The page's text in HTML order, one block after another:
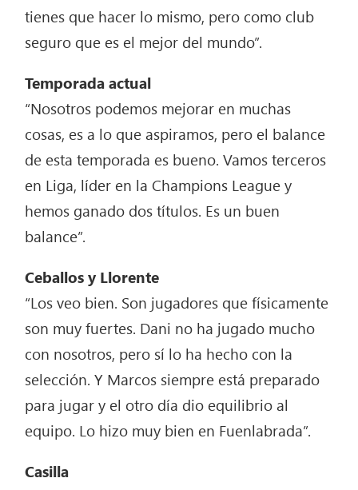
tienes que hacer lo mismo, pero como club
seguro que es el mejor del mundo”.
Temporada actual
“Nosotros podemos mejorar en muchas
cosas, es a lo que aspiramos, pero el balance
de esta temporada es bueno. Vamos terceros
en Liga, líder en la Champions League y
hemos ganado dos títulos. Es un buen
balance”.
Ceballos y Llorente
“Los veo bien. Son jugadores que físicamente
son muy fuertes. Dani no ha jugado mucho
con nosotros, pero sí lo ha hecho con la
selección. Y Marcos siempre está preparado
para jugar y el otro día dio equilibrio al
equipo. Lo hizo muy bien en Fuenlabrada”.
Casilla